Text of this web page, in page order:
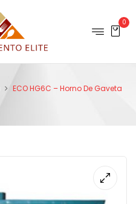
0
ECO HG6C – Horno De Gaveta